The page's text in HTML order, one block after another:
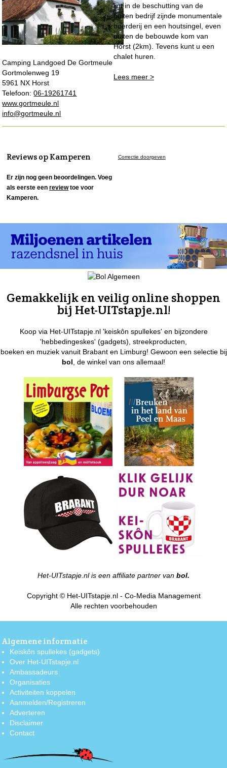
Camping Landgoed De Gortmeule
Gortmolenweg 19
5961 NX Horst
Telefoon:06-19261741
www.gortmeule.nl
info@gortmeule.nl
ligt in de beschutting van de
buiten bedrijf zijnde monumentale
boerderij en een houtsingel, even
buiten de bebouwde kom van
Horst (2km). Tevens kunt u een
chalet huren.
Lees meer >
Reviews op Kamperen
Er zijn nog geen beoordelingen. Voeg
als eerste eenreviewtoe voor
Kamperen.
Correctie doorgeven
Gemakkelijk en veilig online shoppen
bij Het-UITstapje.nl!
Koop via Het-UITstapje.nl 'keiskôn spullekes' en bijzondere
'hebbedingeskes' (gadgets), streekproducten,
boeken en muziek vanuit Brabant en Limburg! Gewoon een selectie bij
bol , de winkel van ons allemaal!
Het-UITstapje.nl is een affiliate partner van bol.
Copyright © Het-UITstapje.nl - Co-Media Management
Alle rechten voorbehouden
Algemene informatie
Keiskôn spullekes (gadgets)
Over Het-UITstapje.nl
Ambassadeurs
Organisaties
Activiteiten koppelen
Aanmelden/Registreren
Adverteren
Disclaimer
Contact